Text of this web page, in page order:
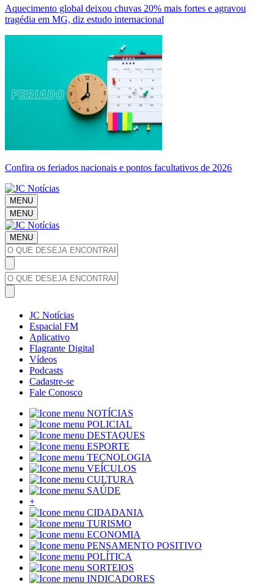
Aquecimento global deixou chuvas 20% mais fortes e agravou
tragédia em MG, diz estudo internacional
Confira os feriados nacionais e pontos facultativos de 2026
MENU
MENU
MENU
JC Notícias
Espacial FM
Aplicativo
Flagrante Digital
Vídeos
Podcasts
Cadastre-se
Fale Conosco
NOTÍCIAS
POLICIAL
DESTAQUES
ESPORTE
TECNOLOGIA
VEÍCULOS
CULTURA
SAÚDE
+
CIDADANIA
TURISMO
ECONOMIA
PENSAMENTO POSITIVO
POLÍTICA
SORTEIOS
INDICADORES